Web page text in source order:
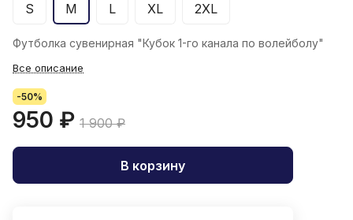
S M L XL 2XL
Футболка сувенирная "Кубок 1-го канала по волейболу"
Все описание
-50%
950 ₽ 1 900 ₽
В корзину